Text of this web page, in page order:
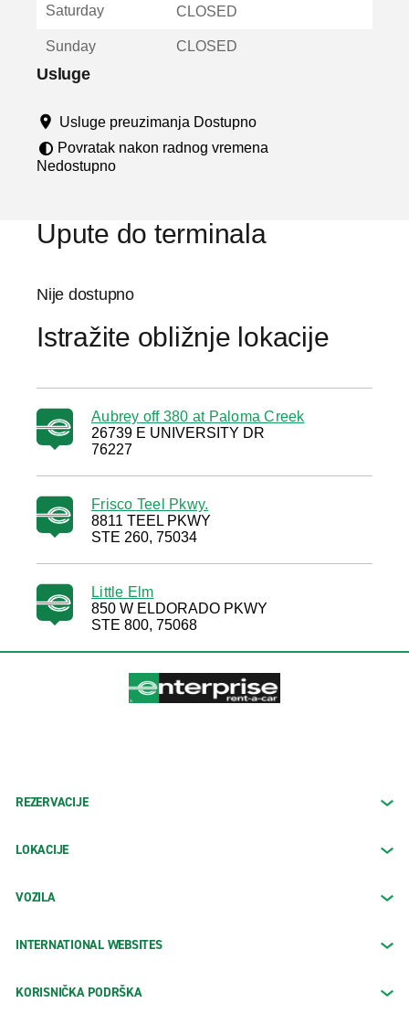
u
Saturday CLOSED
Sunday CLOSED
Usluge
Usluge preuzimanja Dostupno
Povratak nakon radnog vremena
Nedostupno
Upute do terminala
Nije dostupno
Istražite obližnje lokacije
Aubrey off 380 at Paloma Creek
26739 E UNIVERSITY DR
76227
Frisco Teel Pkwy.
8811 TEEL PKWY
STE 260, 75034
Little Elm
850 W ELDORADO PKWY
STE 800, 75068
REZERVACIJE
LOKACIJE
VOZILA
INTERNATIONAL WEBSITES
KORISNIČKA PODRŠKA